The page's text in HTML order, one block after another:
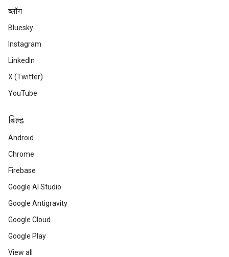
ब्लॉग
Bluesky
Instagram
LinkedIn
X (Twitter)
YouTube
बिल्ड
Android
Chrome
Firebase
Google AI Studio
Google Antigravity
Google Cloud
Google Play
View all